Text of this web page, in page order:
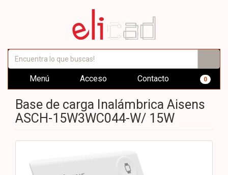
Menú Acceso Contacto 0
Base de carga Inalámbrica Aisens
ASCH-15W3WC044-W/ 15W